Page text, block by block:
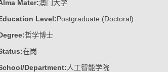
Mater:澳门大学
Level:Postgraduate (Doctoral)
哲学博士
在岗
Department:人工智能学院